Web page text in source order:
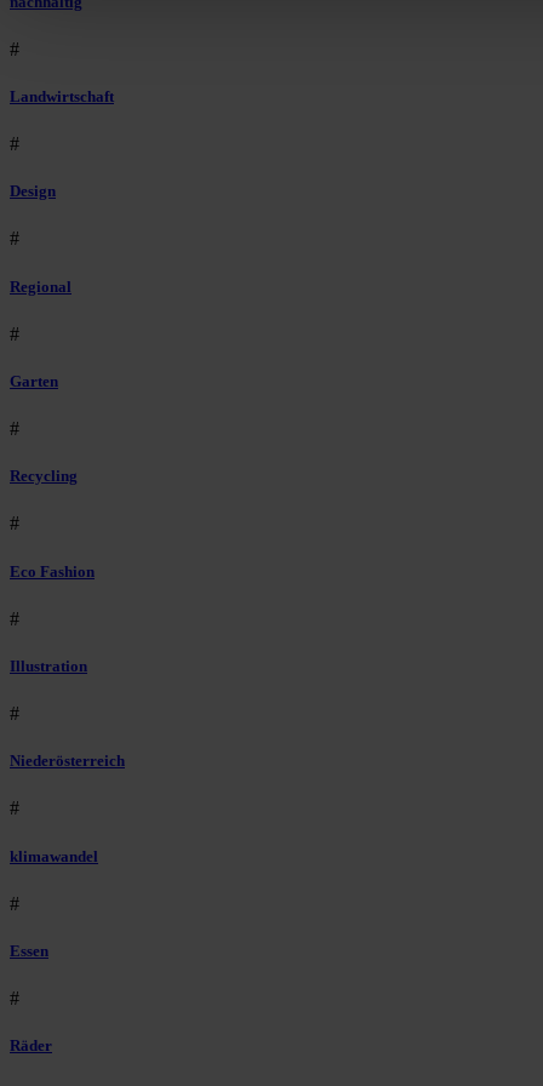
#
Landwirtschaft
#
Design
#
Regional
#
Garten
#
Recycling
#
Eco Fashion
#
Illustration
#
Niederösterreich
#
klimawandel
#
Essen
#
Räder